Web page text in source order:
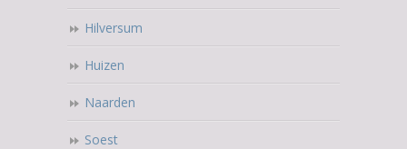
Hilversum
Huizen
Naarden
Soest